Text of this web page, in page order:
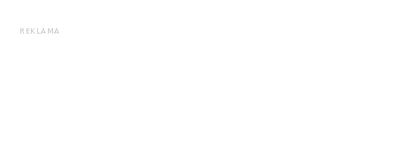
REKLAMA